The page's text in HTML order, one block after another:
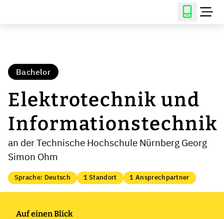
Bachelor
Elektrotechnik und
Informationstechnik
an der Technische Hochschule Nürnberg Georg
Simon Ohm
Sprache: Deutsch 1 Standort 1 Ansprechpartner
Auf einen Blick